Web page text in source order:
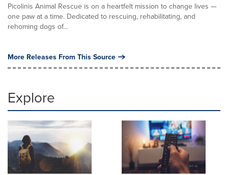
Picolinis Animal Rescue is on a heartfelt mission to change lives —
one paw at a time. Dedicated to rescuing, rehabilitating, and
rehoming dogs of...
More Releases From This Source
Explore